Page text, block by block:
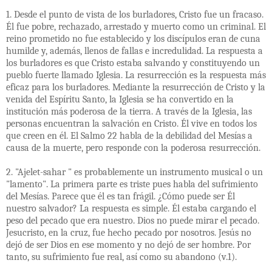
1. Desde el punto de vista de los burladores, Cristo fue un fracaso.
Él fue pobre, rechazado, arrestado y muerto como un criminal. El
reino prometido no fue establecido y los discípulos eran de cuna
humilde y, además, llenos de fallas e incredulidad. La respuesta a
los burladores es que Cristo estaba salvando y constituyendo un
pueblo fuerte llamado Iglesia. La resurrección es la respuesta más
eficaz para los burladores. Mediante la resurrección de Cristo y la
venida del Espíritu Santo, la Iglesia se ha convertido en la
institución más poderosa de la tierra. A través de la Iglesia, las
personas encuentran la salvación en Cristo. Él vive en todos los
que creen en él. El Salmo 22 habla de la debilidad del Mesías a
causa de la muerte, pero responde con la poderosa resurrección.
2. "Ajelet-sahar " es probablemente un instrumento musical o un
"lamento". La primera parte es triste pues habla del sufrimiento
del Mesías. Parece que él es tan frágil. ¿Cómo puede ser Él
nuestro salvador? La respuesta es simple. Él estaba cargando el
peso del pecado que era nuestro. Dios no puede mirar el pecado.
Jesucristo, en la cruz, fue hecho pecado por nosotros. Jesús no
dejó de ser Dios en ese momento y no dejó de ser hombre. Por
tanto, su sufrimiento fue real, así como su abandono (v.1).